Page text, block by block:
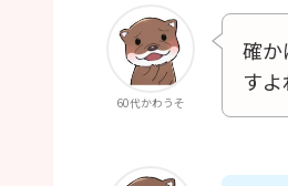
60代かわうそ
確か
すよ